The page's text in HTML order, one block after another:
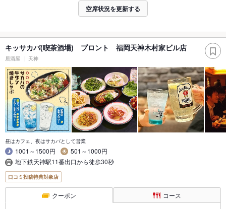
空席状況を更新する
キッサカバ(喫茶酒場) プロント 福岡天神木村家ビル店
居酒屋 天神
昼はカフェ、夜はサカバとして営業
1001～1500円
501～1000円
地下鉄天神駅11番出口から徒歩30秒
口コミ投稿特典対象店
クーポン コース